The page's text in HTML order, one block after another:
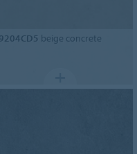
beige concrete